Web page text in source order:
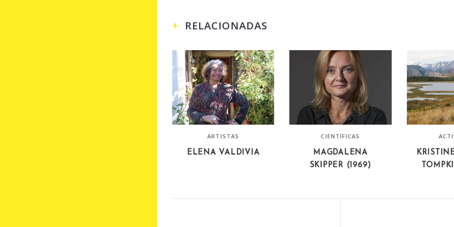
RELACIONADAS
ARTISTAS
ELENA VALDIVIA
CIENTÍFICAS
MAGDALENA
SKIPPER (1969)